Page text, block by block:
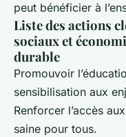
peut bénéficier à
Liste des actions
sociaux et
durable
Promouvoir
sensibilisation aux
Renforcer l’accès
saine pour tous.